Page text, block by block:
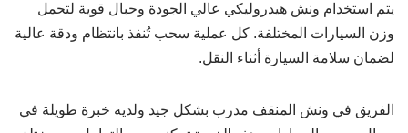
يتم استخدام ونش هيدروليكي عالي الجودة وحبال قوية لتحمل
وزن السيارات المختلفة. كل عملية سحب تُنفذ بانتظام ودقة عالية
لضمان سلامة السيارة أثناء النقل.
الفريق في ونش المنقف مدرب بشكل جيد ولديه خبرة طويلة في